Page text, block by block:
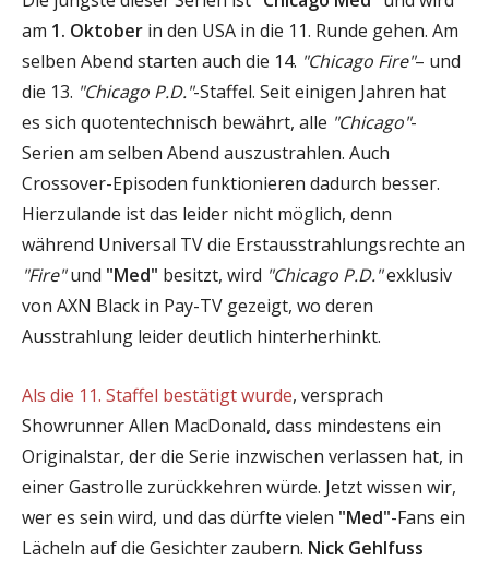
am 1. Oktober in den USA in die 11. Runde gehen. Am
selben Abend starten auch die 14. "Chicago Fire"– und
die 13. "Chicago P.D."-Staffel. Seit einigen Jahren hat
es sich quotentechnisch bewährt, alle "Chicago"-
Serien am selben Abend auszustrahlen. Auch
Crossover-Episoden funktionieren dadurch besser.
Hierzulande ist das leider nicht möglich, denn
während Universal TV die Erstausstrahlungsrechte an
"Fire"und "Med" besitzt, wird "Chicago P.D."exklusiv
von AXN Black in Pay-TV gezeigt, wo deren
Ausstrahlung leider deutlich hinterherhinkt.
Als die 11. Staffel bestätigt wurde, versprach
Showrunner Allen MacDonald, dass mindestens ein
Originalstar, der die Serie inzwischen verlassen hat, in
einer Gastrolle zurückkehren würde. Jetzt wissen wir,
wer es sein wird, und das dürfte vielen "Med"-Fans ein
Lächeln auf die Gesichter zaubern. Nick Gehlfuss